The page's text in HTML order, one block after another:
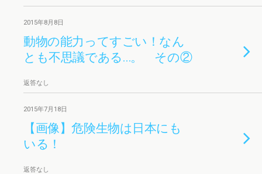
2015年8月8日
動物の能力ってすごい！なん
とも不思議である…。 その②
返答なし
2015年7月18日
【画像】危険生物は日本にも
いる！
返答なし